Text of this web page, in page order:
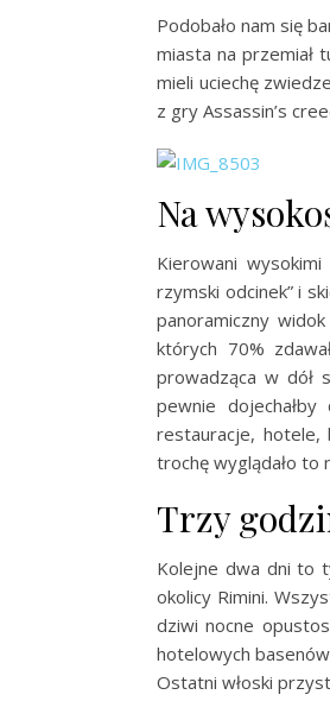
Podobało nam się
miasta na przemiał
mieli uciechę
z gry Assassin’s
Na
Kierowani
rzymski odcinek” i
panoramiczny
których 70%
prowadząca w dół
pewnie
restauracje, hotele,
trochę wyglądało to
Trzy
Kolejne dwa dni to
okolicy Rimini.
dziwi nocne
hotelowych
Ostatni włoski